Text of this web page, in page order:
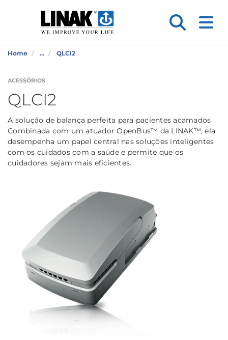
Home ... QLCI2
ACESSÓRIOS
QLCI2
A solução de balança perfeita para pacientes acamados
Combinada com um atuador OpenBus™ da LINAK™, ela
desempenha um papel central nas soluções inteligentes
com os cuidados com a saúde e permite que os
cuidadores sejam mais eficientes.